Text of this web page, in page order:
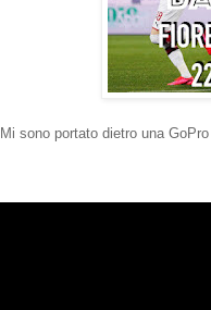
Mi sono portato dietro una